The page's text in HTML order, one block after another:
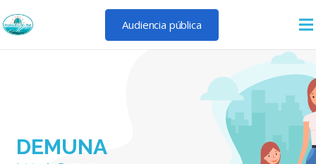
Audiencia pública
DEMUNA